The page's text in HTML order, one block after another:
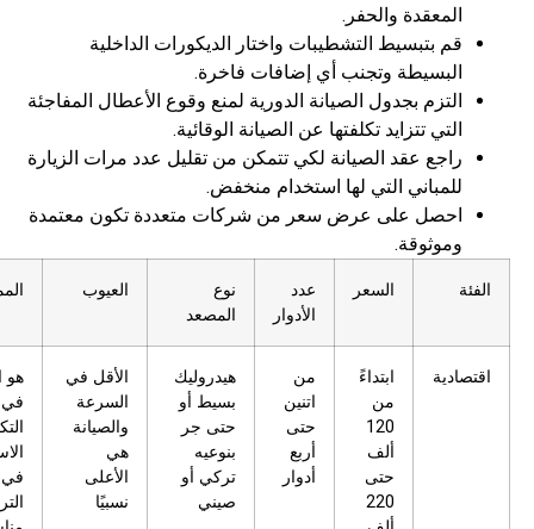
المعقدة والحفر.
قم بتبسيط التشطيبات واختار الديكورات الداخلية
البسيطة وتجنب أي إضافات فاخرة.
التزم بجدول الصيانة الدورية لمنع وقوع الأعطال المفاجئة
التي تتزايد تكلفتها عن الصيانة الوقائية.
راجع عقد الصيانة لكي تتمكن من تقليل عدد مرات الزيارة
للمباني التي لها استخدام منخفض.
احصل على عرض سعر من شركات متعددة تكون معتمدة
وموثوقة.
عدد
نوع
المصعد
المميزات
ابتداءً
من
اتنين
حتى
أربع
أدوار
هيدروليك
بسيط أو
حتى جر
بنوعيه
تركي أو
الأقل في
السرعة
والصيانة
الأعلى
هو الأقل
في
التكلفة
في